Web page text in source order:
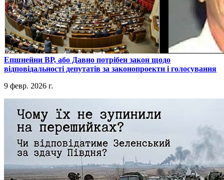
​Епшнейни ВР, або Давно потрібен закон щодо
відповідальності депутатів за законопроекти і голосування
9 февр. 2026 г.